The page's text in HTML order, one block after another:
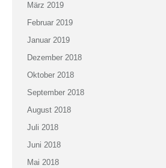
März 2019
Februar 2019
Januar 2019
Dezember 2018
Oktober 2018
September 2018
August 2018
Juli 2018
Juni 2018
Mai 2018